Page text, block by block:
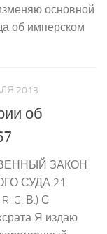
основной
об имперском
2013
об
ЗАКОН
СУДА 21
G. В.) С
Я издаю